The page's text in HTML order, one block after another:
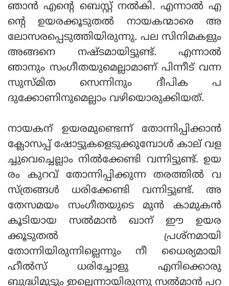
ഞാന്‍ എന്റെ ബെസ്റ്റ് നല്‍കി. എന്നാല്‍ എ
ന്റെ ഉയരക്കൂടുതല്‍ നായകന്മാരെ അ
ലോസരപ്പെടുത്തിയിരുന്നു. പല സിനിമകളും
അങ്ങനെ നഷ്ടമായിട്ടുണ്ട്. എന്നാല്‍
ഞാനും സംഗീതയുമെല്ലാമാണ് പിന്നീട് വന്ന
സുസ്മിത സെന്നിനും ദീപിക പ
ദുക്കോണിനുമെല്ലാം വഴിയൊരുക്കിയത്.
നായകന് ഉയരമുണ്ടെന്ന് തോന്നിപ്പിക്കാന്‍
ക്ലോസപ്പ് ഷോട്ടുകളെടുക്കുമ്പോള്‍ കാല് വള
ച്ചുവെച്ചെല്ലാം നില്‍ക്കേണ്ടി വന്നിട്ടുണ്ട്. ഉയ
രം കുറവ് തോന്നിപ്പിക്കുന്ന തരത്തില്‍ വ
സ്ത്രങ്ങള്‍ ധരിക്കേണ്ടി വന്നിട്ടുണ്ട്. അ
തേസമയം സംഗീതയുടെ മുന്‍ കാമുകന്‍
കൂടിയായ സല്‍മാന്‍ ഖാന് ഈ ഉയര
ക്കൂടുതല്‍ പ്രശ്‌നമായി
തോന്നിയിരുന്നില്ലെന്നും നീ ധൈര്യമായി
ഹീല്‍സ് ധരിച്ചോളു എനിക്കൊരു
ബുദ്ധിമുട്ടും ഇല്ലെന്നായിരുന്നു സല്‍മാന്‍ പറ